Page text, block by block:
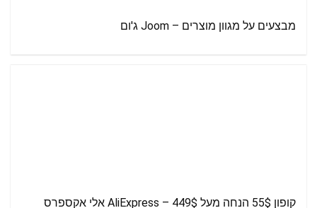
מבצעים על מגוון מוצרים – Joom ג'ום
קופון 55$ הנחה מעל 449$ – AliExpress אלי אקספרס